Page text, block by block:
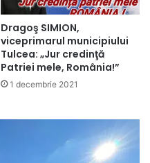
Dragoş SIMION,
viceprimarul municipiului
Tulcea: „Jur credinţă
Patriei mele, România!”
1 decembrie 2021